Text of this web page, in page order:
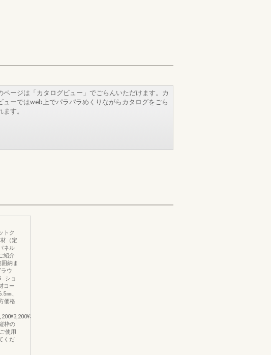
ページは「カタログビュー」でごらんいただけます。カ
ューではweb上でパラパラめくりながらカタログをごら
ます。
トク
（定
ネル
紹介
納ま
ウ
ショ
コー
㎜、
価格
枠の
使用
くだ